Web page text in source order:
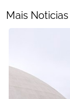
Mais Noticias